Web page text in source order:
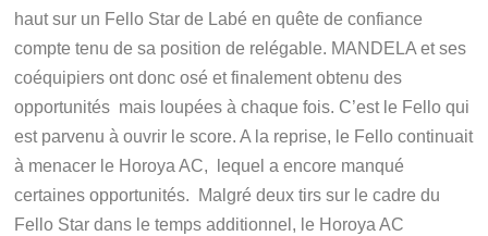
haut sur un Fello Star de Labé en quête de confiance
compte tenu de sa position de relégable. MANDELA et ses
coéquipiers ont donc osé et finalement obtenu des
opportunités mais loupées à chaque fois. C’est le Fello qui
est parvenu à ouvrir le score. A la reprise, le Fello continuait
à menacer le Horoya AC, lequel a encore manqué
certaines opportunités. Malgré deux tirs sur le cadre du
Fello Star dans le temps additionnel, le Horoya AC